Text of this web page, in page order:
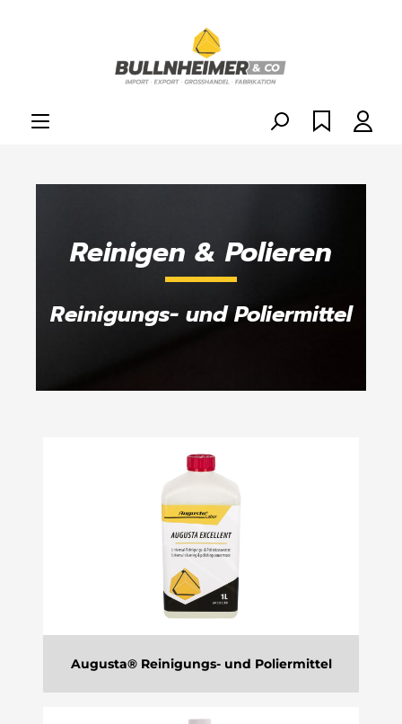
Reinigen & Polieren
Reinigungs- und Poliermittel
Augusta® Reinigungs- und Poliermittel